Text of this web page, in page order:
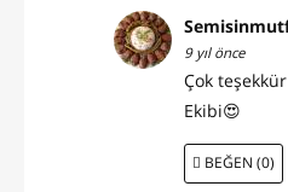
9 yıl önce
Çok
Ekibi😍
BEĞEN (0)